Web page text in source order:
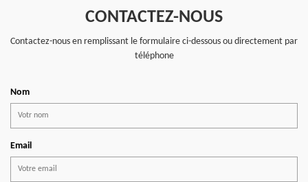
CONTACTEZ-NOUS
Contactez-nous en remplissant le formulaire ci-dessous ou directement par
téléphone
Nom
Email